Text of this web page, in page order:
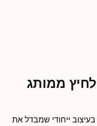
לחיץ ממותג
ייחודי שמבדל את